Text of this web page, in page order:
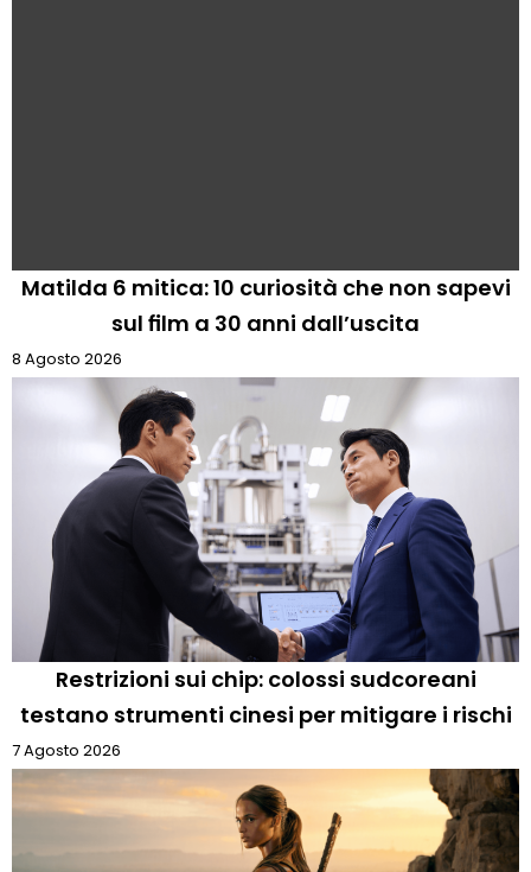
Matilda 6 mitica: 10 curiosità che non sapevi
sul film a 30 anni dall’uscita
8 Agosto 2026
Restrizioni sui chip: colossi sudcoreani
testano strumenti cinesi per mitigare i rischi
7 Agosto 2026